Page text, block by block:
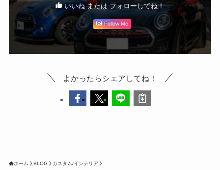
いいね または フォローしてね！
Follow Me
よかったらシェアしてね！
ホーム BLOG カスタム/インテリア